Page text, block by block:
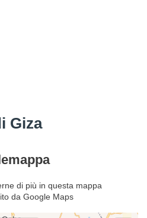
Giza
di più in questa mappa
da Google Maps